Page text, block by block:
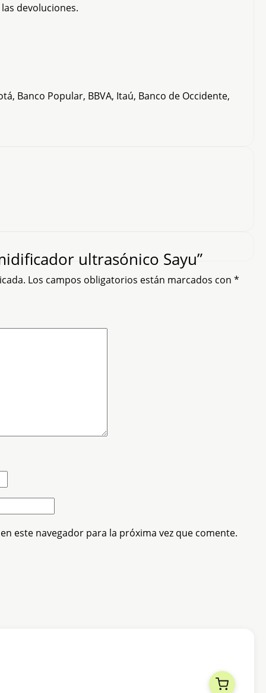
devoluciones.
Banco Popular, BBVA, Itaú, Banco de Occidente,
ultrasónico Sayu”
Los campos obligatorios están marcados con *
este navegador para la próxima vez que comente.